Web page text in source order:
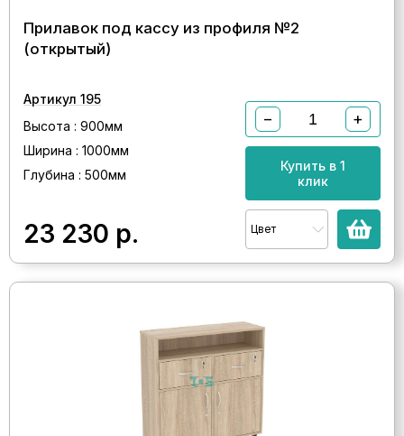
Прилавок под кассу из профиля №2
(открытый)
Артикул 195
Высота : 900мм
Ширина : 1000мм
Глубина : 500мм
23 230 р.
− +
Купить в 1
клик
Цвет